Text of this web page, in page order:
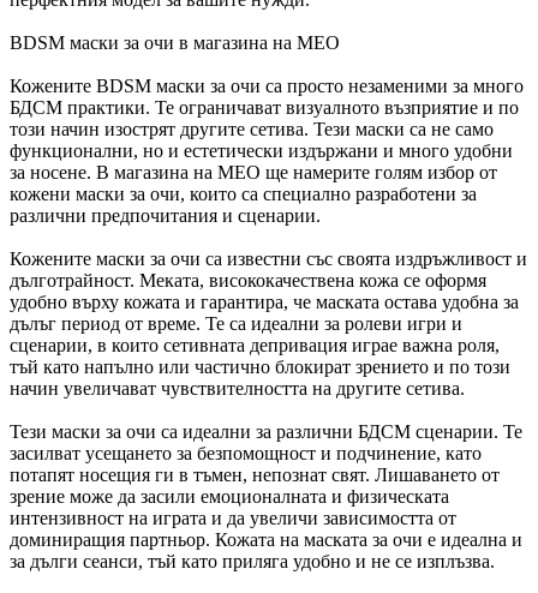
BDSM маски за очи в магазина на MEO
Кожените BDSM маски за очи са просто незаменими за много
БДСМ практики. Те ограничават визуалното възприятие и по
този начин изострят другите сетива. Тези маски са не само
функционални, но и естетически издържани и много удобни
за носене. В магазина на MEO ще намерите голям избор от
кожени маски за очи, които са специално разработени за
различни предпочитания и сценарии.
Кожените маски за очи са известни със своята издръжливост и
дълготрайност. Меката, висококачествена кожа се оформя
удобно върху кожата и гарантира, че маската остава удобна за
дълъг период от време. Те са идеални за ролеви игри и
сценарии, в които сетивната депривация играе важна роля,
тъй като напълно или частично блокират зрението и по този
начин увеличават чувствителността на другите сетива.
Тези маски за очи са идеални за различни БДСМ сценарии. Те
засилват усещането за безпомощност и подчинение, като
потапят носещия ги в тъмен, непознат свят. Лишаването от
зрение може да засили емоционалната и физическата
интензивност на играта и да увеличи зависимостта от
доминиращия партньор. Кожата на маската за очи е идеална и
за дълги сеанси, тъй като приляга удобно и не се изплъзва.